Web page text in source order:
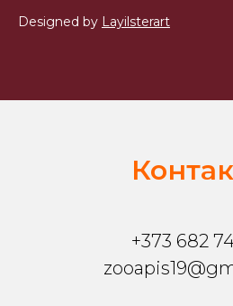
Designed by Layilsterart
+373 682